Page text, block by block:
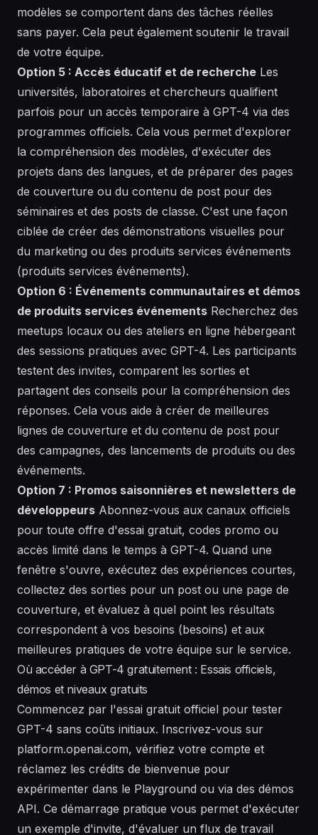
modèles se comportent dans des tâches réelles
sans payer. Cela peut également soutenir le travail
de votre équipe.
Option 5 : Accès éducatif et de recherche Les
universités, laboratoires et chercheurs qualifient
parfois pour un accès temporaire à GPT-4 via des
programmes officiels. Cela vous permet d'explorer
la compréhension des modèles, d'exécuter des
projets dans des langues, et de préparer des pages
de couverture ou du contenu de post pour des
séminaires et des posts de classe. C'est une façon
ciblée de créer des démonstrations visuelles pour
du marketing ou des produits services événements
(produits services événements).
Option 6 : Événements communautaires et démos
de produits services événements Recherchez des
meetups locaux ou des ateliers en ligne hébergeant
des sessions pratiques avec GPT-4. Les participants
testent des invites, comparent les sorties et
partagent des conseils pour la compréhension des
réponses. Cela vous aide à créer de meilleures
lignes de couverture et du contenu de post pour
des campagnes, des lancements de produits ou des
événements.
Option 7 : Promos saisonnières et newsletters de
développeurs Abonnez-vous aux canaux officiels
pour toute offre d'essai gratuit, codes promo ou
accès limité dans le temps à GPT-4. Quand une
fenêtre s'ouvre, exécutez des expériences courtes,
collectez des sorties pour un post ou une page de
couverture, et évaluez à quel point les résultats
correspondent à vos besoins (besoins) et aux
meilleures pratiques de votre équipe sur le service.
Où accéder à GPT-4 gratuitement : Essais officiels,
démos et niveaux gratuits
Commencez par l'essai gratuit officiel pour tester
GPT-4 sans coûts initiaux. Inscrivez-vous sur
platform.openai.com, vérifiez votre compte et
réclamez les crédits de bienvenue pour
expérimenter dans le Playground ou via des démos
API. Ce démarrage pratique vous permet d'exécuter
un exemple d'invite, d'évaluer un flux de travail